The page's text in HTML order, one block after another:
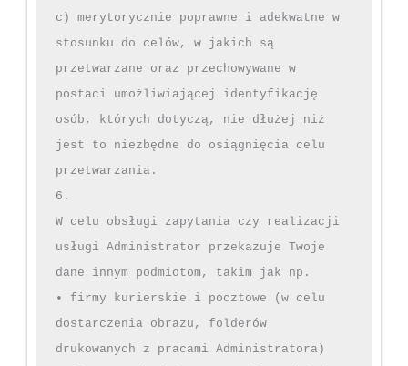
c) merytorycznie poprawne i adekwatne w
stosunku do celów, w jakich są
przetwarzane oraz przechowywane w
postaci umożliwiającej identyfikację
osób, których dotyczą, nie dłużej niż
jest to niezbędne do osiągnięcia celu
przetwarzania.
6.
W celu obsługi zapytania czy realizacji
usługi Administrator przekazuje Twoje
dane innym podmiotom, takim jak np.
• firmy kurierskie i pocztowe (w celu
dostarczenia obrazu, folderów
drukowanych z pracami Administratora)